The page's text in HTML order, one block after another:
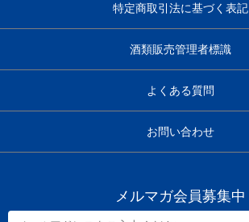
特定商取引法に基づく表記
酒類販売管理者標識
よくある質問
お問い合わせ
メルマガ会員募集中